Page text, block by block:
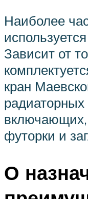
Наиболее
Зависит от
кран
радиаторных
включающих,
футорки и
О